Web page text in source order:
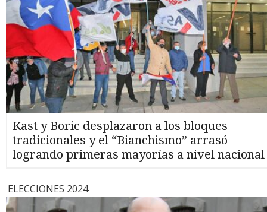
Kast y Boric desplazaron a los bloques
tradicionales y el “Bianchismo” arrasó
logrando primeras mayorías a nivel nacional
ELECCIONES 2024